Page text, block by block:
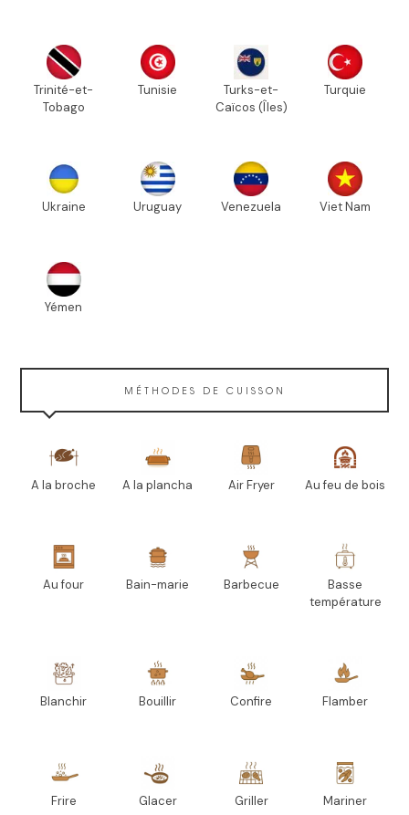
Trinité-et-
Tobago
Tunisie
Turks-et-
Caïcos (Îles)
Turquie
Ukraine Uruguay Venezuela Viet Nam
Yémen
MÉTHODES DE CUISSON
A la broche A la plancha Air Fryer Au feu de bois
Au four Bain-marie Barbecue
Basse
température
Blanchir Bouillir Confire Flamber
Frire Glacer Griller Mariner